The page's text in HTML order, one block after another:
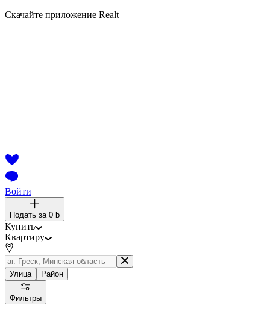
Скачайте приложение Realt
Войти
Подать за 0 ƃ
Купить
Квартиру
Улица Район
Фильтры